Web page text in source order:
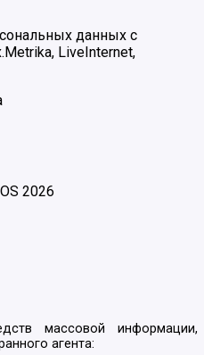
данных с
LiveInternet,
2026
массовой информации,
агента: